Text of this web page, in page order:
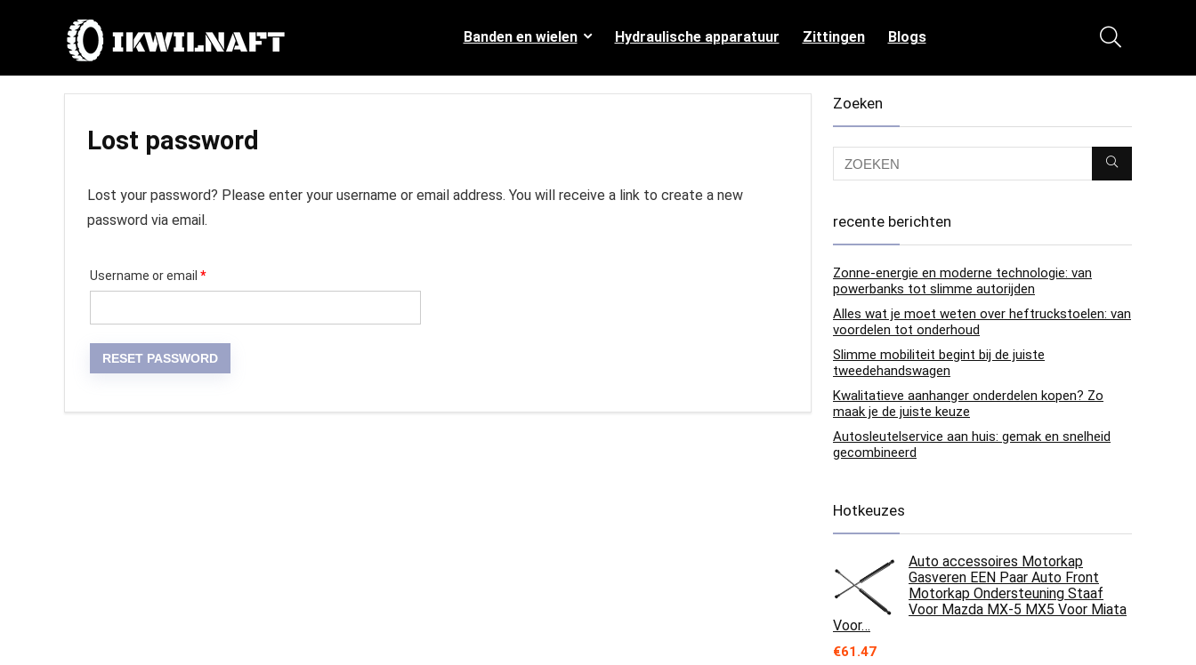
Banden en wielen Hydraulische apparatuur Zittingen Blogs
Lost password
Lost your password? Please enter your username or email address. You will receive a link to create a new
password via email.
Username or email *Required
RESET PASSWORD
Zoeken
recente berichten
Zonne-energie en moderne technologie: van
powerbanks tot slimme autorijden
Alles wat je moet weten over heftruckstoelen: van
voordelen tot onderhoud
Slimme mobiliteit begint bij de juiste
tweedehandswagen
Kwalitatieve aanhanger onderdelen kopen? Zo
maak je de juiste keuze
Autosleutelservice aan huis: gemak en snelheid
gecombineerd
Hotkeuzes
Auto accessoires Motorkap
Gasveren EEN Paar Auto Front
Motorkap Ondersteuning Staaf
Voor Mazda MX-5 MX5 Voor Miata
Voor…
€61.47